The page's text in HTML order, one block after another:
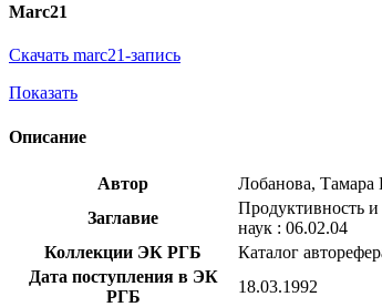
Marc21
Скачать marc21-запись
Показать
Описание
Автор
Лобанова, Тамара
Заглавие
Продуктивность и
наук : 06.02.04
Коллекции ЭК РГБ
Каталог
Дата поступления в ЭК
РГБ
18.03.1992